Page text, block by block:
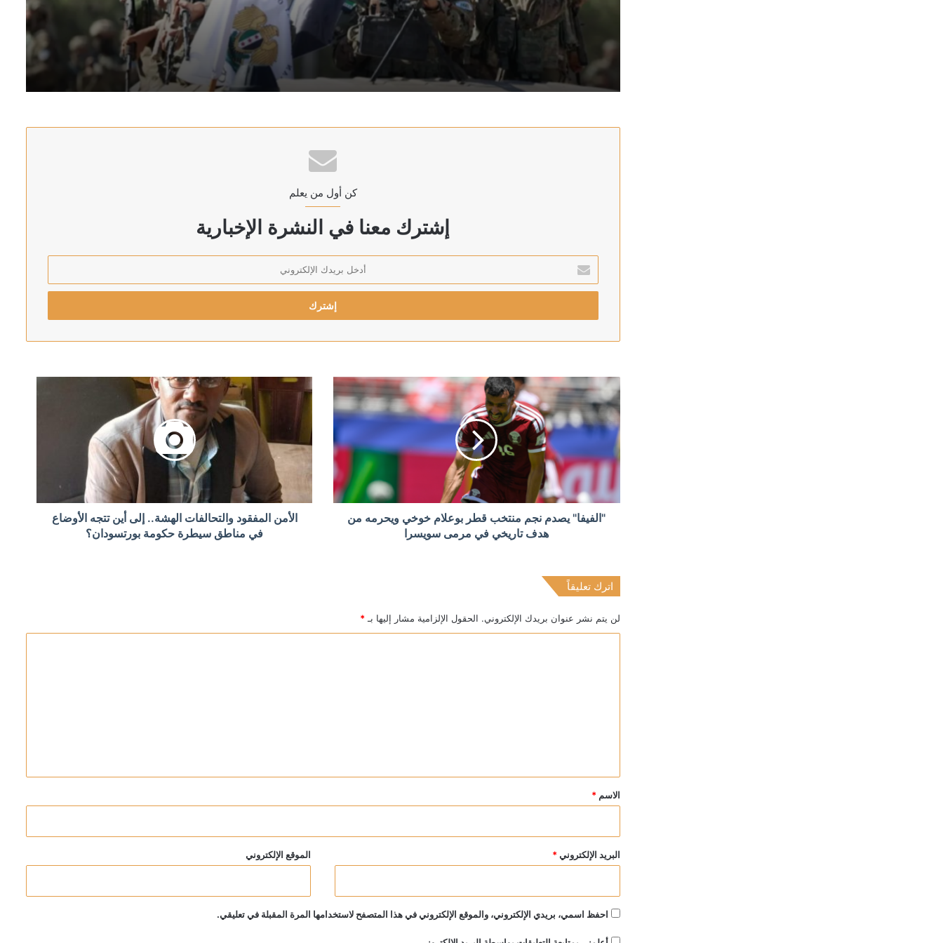
منذ 4 ساعات
مقتل عنصر من الجيش السوري وإصابة اثنين بهجوم في ريف دير الزور
حفل شيرين في الساحل الشمالي.. عودة قوية بحضور جماهيري ونجوم الفن
بزشكيان يتعهد بالصمود ويعلن: لن أستقيل مهما حدث
منذ 6 ساعات
الخارجية الأمريكية تخصص مليار دولار لدعم إدارة رئيس كولومبيا الجديد
مندوب كوبا لدى الأمم المتحدة: الولايات المتحدة تمهد الطريق لعدوان محتمل على هافانا
منذ 6 ساعات
كن أول من يعلم
إشترك معنا في النشرة الإخبارية
بريدك
الإلكتروني
"الفيفا" يصدم نجم منتخب قطر بوعلام خوخي ويحرمه من
هدف تاريخي في مرمى سويسرا
الأمن المفقود والتحالفات الهشة.. إلى أين تتجه الأوضاع
في مناطق سيطرة حكومة بورتسودان؟
اترك تعليقاً
لن يتم نشر عنوان بريدك الإلكتروني. الحقول الإلزامية مشار إليها بـ *
*
الاسم *
البريد الإلكتروني * الموقع الإلكتروني
احفظ اسمي، بريدي الإلكتروني، والموقع الإلكتروني في هذا المتصفح لاستخدامها المرة المقبلة في تعليقي.